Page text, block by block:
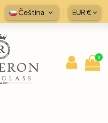
Čeština EUR €
0